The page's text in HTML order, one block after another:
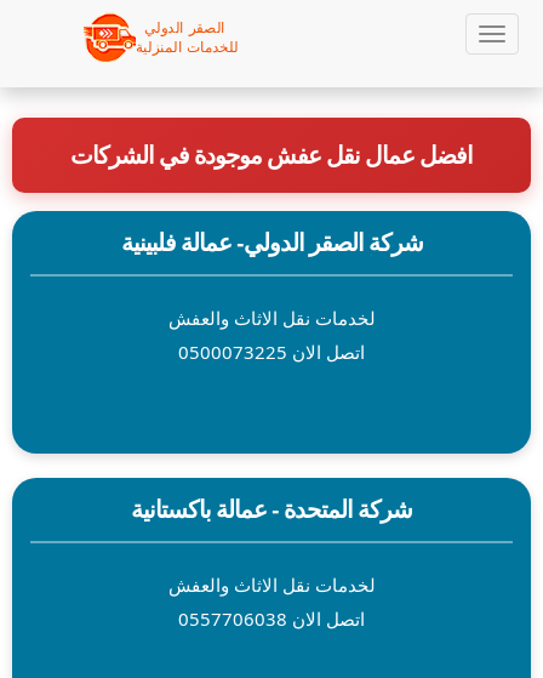
Toggle
navigation
افضل عمال نقل عفش موجودة في الشركات
شركة الصقر الدولي- عمالة فلبينية
لخدمات نقل الاثاث والعفش
اتصل الان 0500073225
شركة المتحدة - عمالة باكستانية
لخدمات نقل الاثاث والعفش
اتصل الان 0557706038